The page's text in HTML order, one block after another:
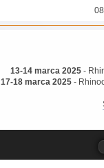
13-14 marca 2025 -
17-18 marca 2025 -